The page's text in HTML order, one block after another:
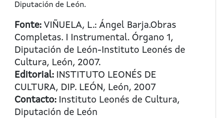
Diputación de León.
Fonte:VIÑUELA, L.: Ángel Barja.Obras
Completas. I Instrumental. Órgano 1,
Diputación de León-Instituto Leonés de
Cultura, León, 2007.
Editorial:INSTITUTO LEONÉS DE
CULTURA, DIP. LEÓN, León, 2007
Contacto:Instituto Leonés de Cultura,
Diputación de León